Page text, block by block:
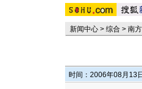
新闻中心 > 综合 > 南
时间：2006年08月13